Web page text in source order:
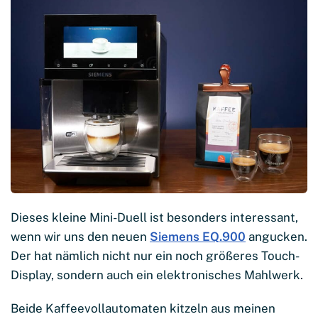
Dieses kleine Mini-Duell ist besonders interessant,
wenn wir uns den neuen Siemens EQ.900 angucken.
Der hat nämlich nicht nur ein noch größeres Touch-
Display, sondern auch ein elektronisches Mahlwerk.
Beide Kaffeevollautomaten kitzeln aus meinen